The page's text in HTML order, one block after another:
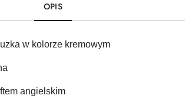
OPIS
w kolorze kremowym
angielskim